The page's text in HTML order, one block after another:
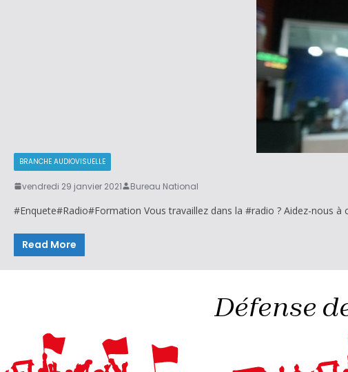
BRANCHE AUDIOVISUELLE
vendredi 29 janvier 2021 Bureau National
#Enquete#Radio#Formation Vous travaillez dans la #radio ? Aidez-nous
Read More
Défense